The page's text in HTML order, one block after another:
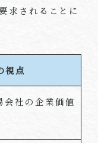
求されることに
視点
会社の企業価値